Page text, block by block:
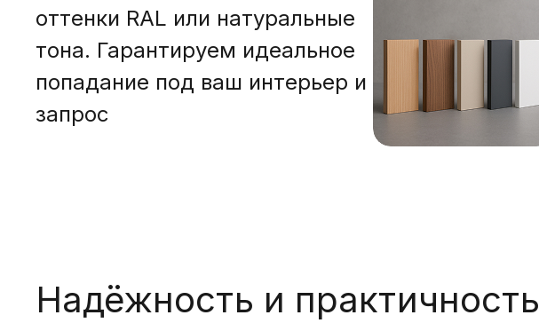
оттенки RAL или натуральные
тона. Гарантируем идеальное
попадание под ваш интерьер и
запрос
Надёжность и практичность